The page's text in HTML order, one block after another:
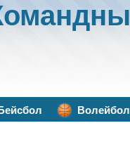
Волейбол